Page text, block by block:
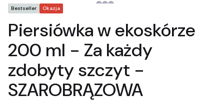
Tagi produktuOkazja
Bestseller
Piersiówka w ekoskórze
200 ml - Za każdy
zdobyty szczyt -
SZAROBRĄZOWA